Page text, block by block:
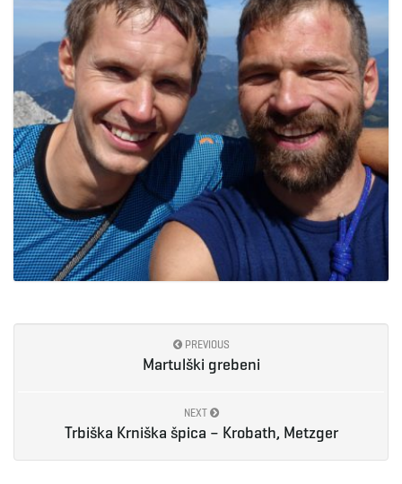
PREVIOUS
Martulški grebeni
NEXT
Trbiška Krniška špica – Krobath, Metzger